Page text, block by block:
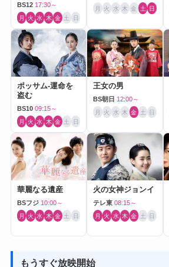
BS12 17:30～
月 火 水 木 金 土 日
月 火 水 木 金 土 日
ポッサム-運命を
盗む
BS10 09:15～
月 火 水 木 金 土 日
王女の男
BS朝日 12:00～
月 火 水 木 金 土 日
華麗なる遺産
BSフジ 10:00～
月 火 水 木 金 土 日
火の女神ジョンイ
テレ東 08:15～
月 火 水 木 金 土 日
もうすぐ放映開始